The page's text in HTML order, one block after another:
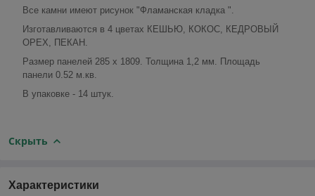
Все камни имеют рисунок "Фламанская кладка ".
Изготавливаются в 4 цветах КЕШЬЮ, КОКОС, КЕДРОВЫЙ
ОРЕХ, ПЕКАН.
Размер панелей 285 х 1809. Толщина 1,2 мм. Площадь
панели 0.52 м.кв.
В упаковке - 14 штук.
Скрыть
Характеристики